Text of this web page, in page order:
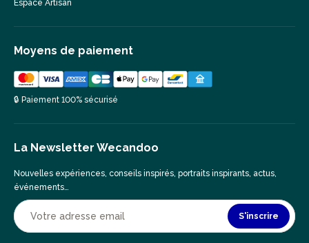
Espace Artisan
Moyens de paiement
🔒 Paiement 100% sécurisé
La Newsletter Wecandoo
Nouvelles expériences, conseils inspirés, portraits inspirants, actus,
événements…
S'inscrire